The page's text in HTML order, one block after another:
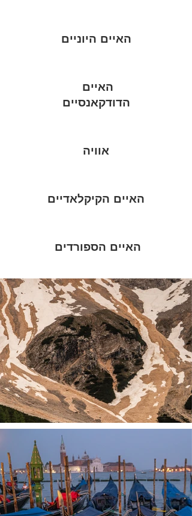
האיים היוניים
האיים
הדודקאנסיים
אוויה
האיים הקיקלאדיים
האיים הספורדים